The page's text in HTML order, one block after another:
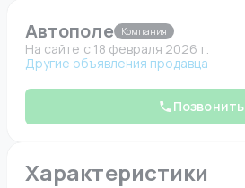
Автополе Компания
На сайте c 18 февраля 2026 г.
Другие объявления продавца
Позвонить
Характеристики